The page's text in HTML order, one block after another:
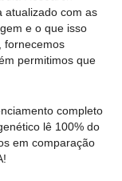
atualizado com as
e o que isso
fornecemos
permitimos que
completo
lê 100% do
em comparação